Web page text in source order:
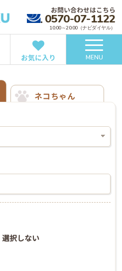
お問い合わせはこちら
0570-07-1122
10:00～20:00（ナビダイヤル）
お気に入り MENU
ネコちゃん
選択しない